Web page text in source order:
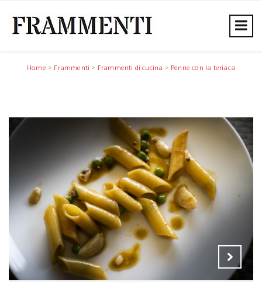
Home > Frammenti > Frammenti di cucina > Penne con la teriaca